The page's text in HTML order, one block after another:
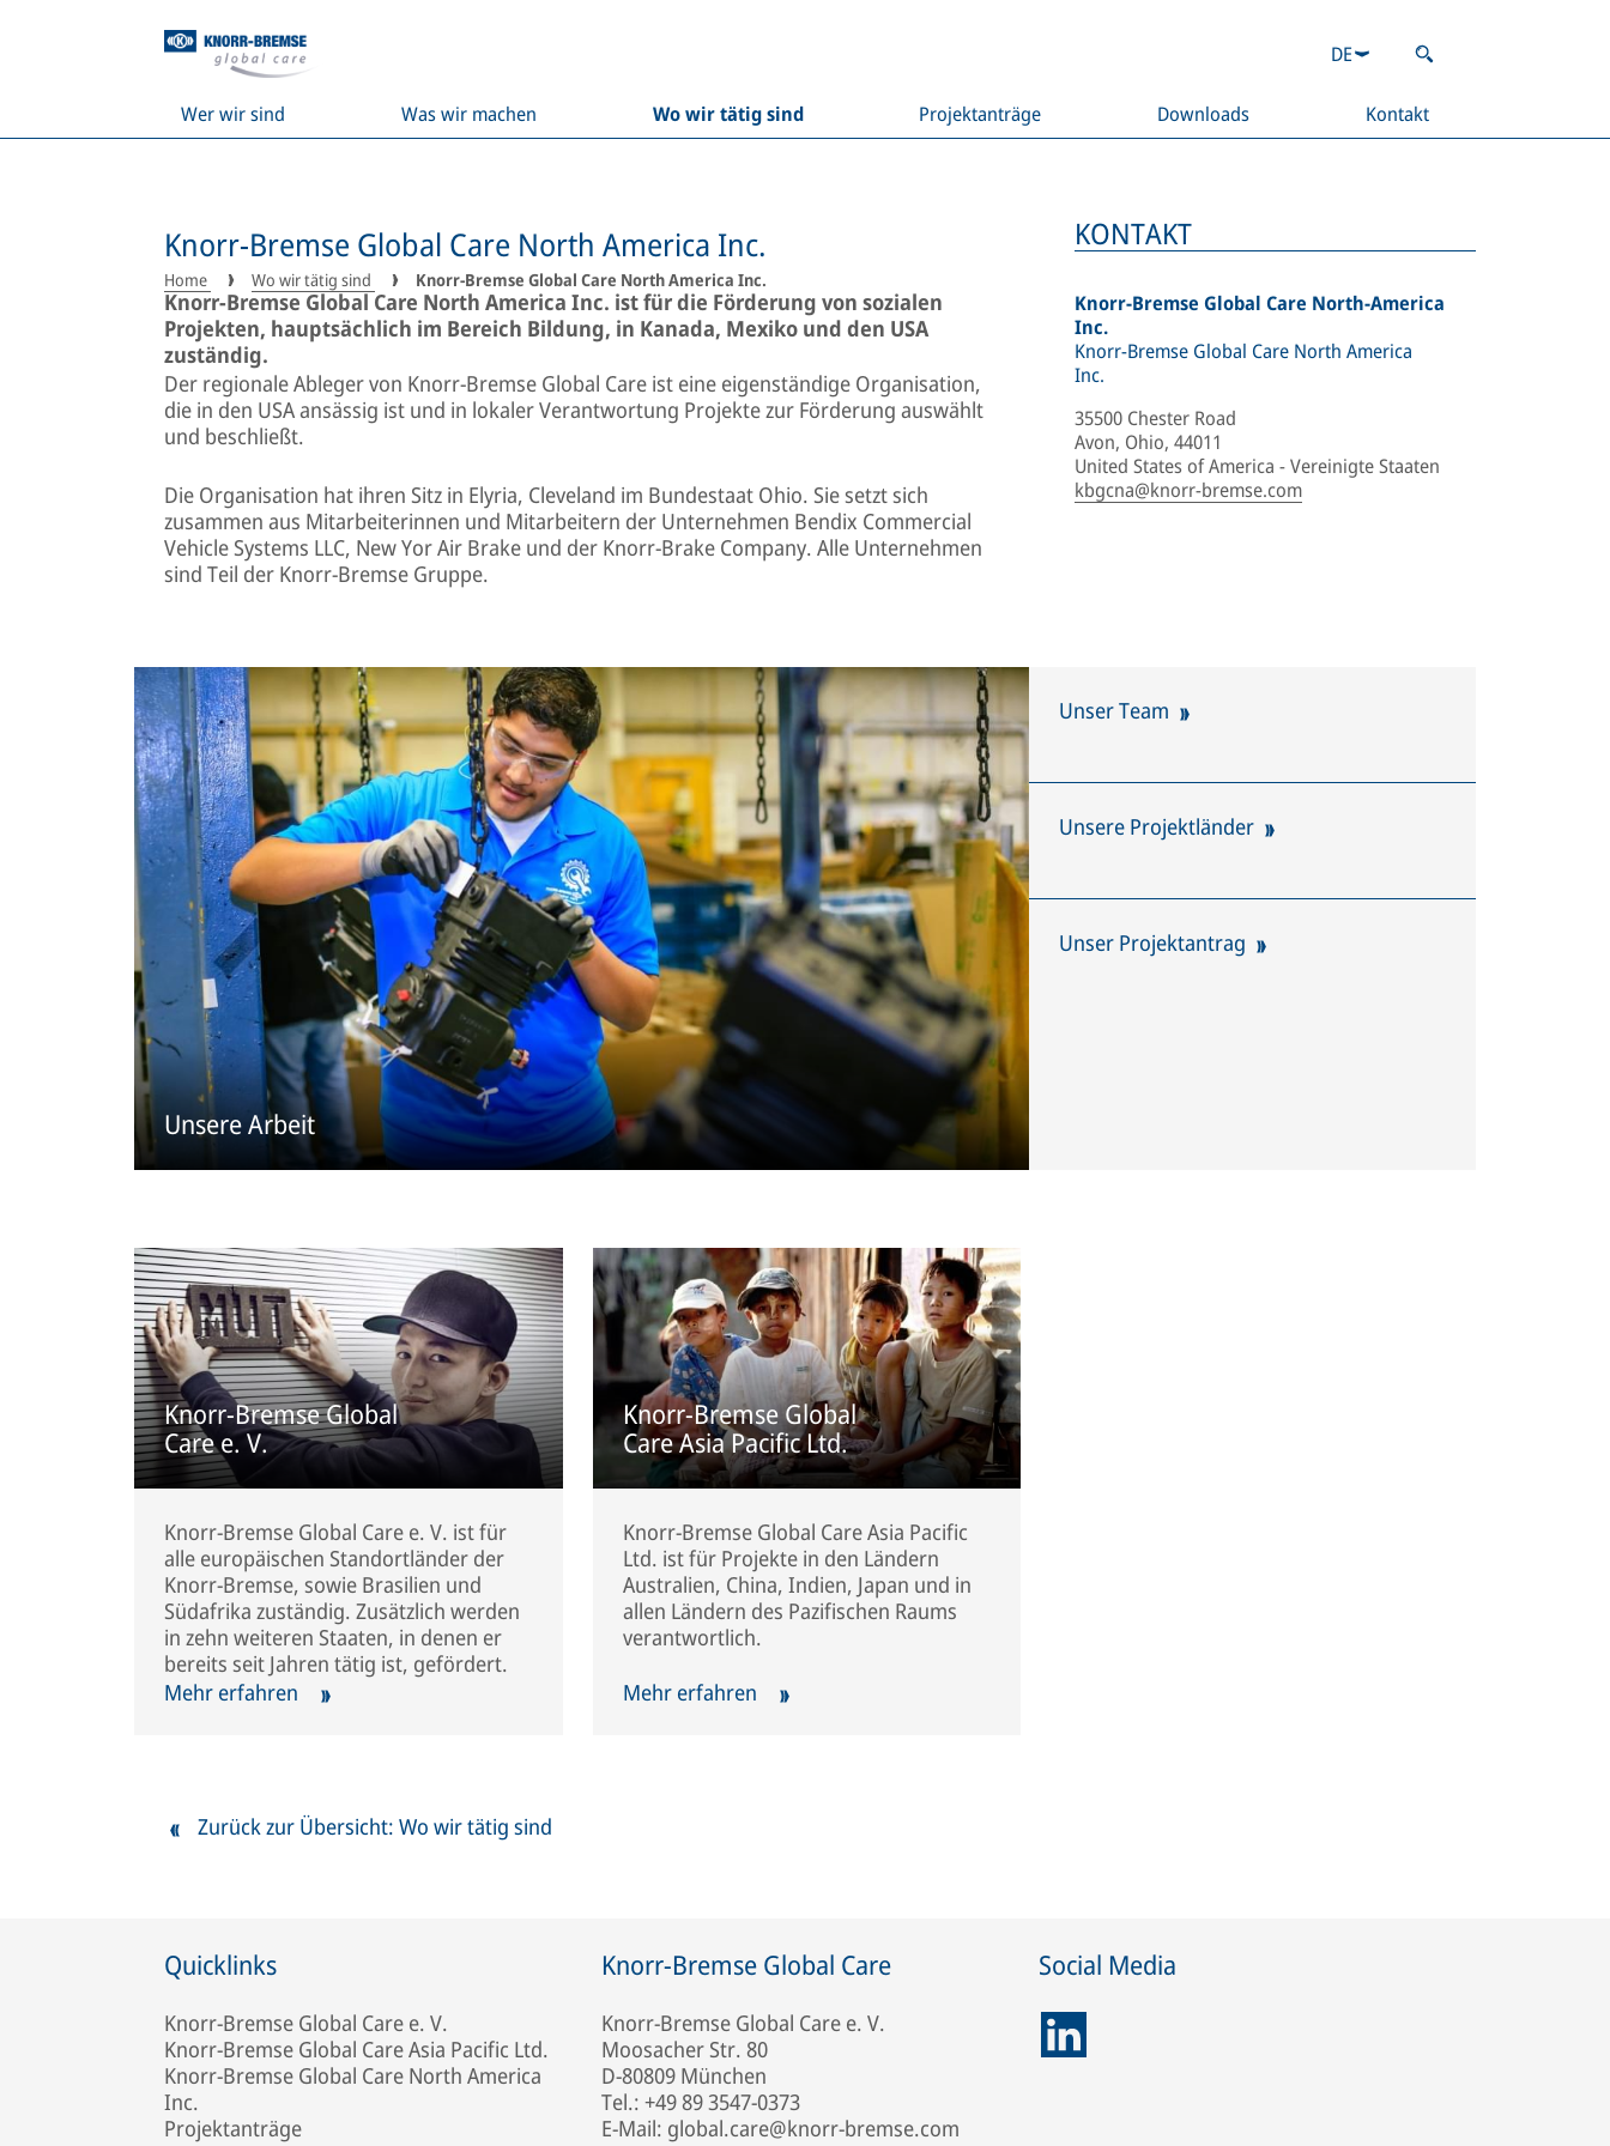
Wer wir sind Was wir machen Wo wir tätig sind Projektanträge Downloads Kontakt
DE
Knorr-Bremse Global Care North America Inc.
Home Wo wir tätig sind Knorr-Bremse Global Care North America Inc.
Knorr-Bremse Global Care North America Inc. ist für die Förderung von sozialen
Projekten, hauptsächlich im Bereich Bildung, in Kanada, Mexiko und den USA
zuständig.
Der regionale Ableger von Knorr-Bremse Global Care ist eine eigenständige Organisation,
die in den USA ansässig ist und in lokaler Verantwortung Projekte zur Förderung auswählt
und beschließt.
Die Organisation hat ihren Sitz in Elyria, Cleveland im Bundestaat Ohio. Sie setzt sich
zusammen aus Mitarbeiterinnen und Mitarbeitern der Unternehmen Bendix Commercial
Vehicle Systems LLC, New Yor Air Brake und der Knorr-Brake Company. Alle Unternehmen
sind Teil der Knorr-Bremse Gruppe.
KONTAKT
Knorr-Bremse Global Care North-America
Inc.
Knorr-Bremse Global Care North America
Inc.
35500 Chester Road
Avon, Ohio, 44011
United States of America - Vereinigte Staaten
kbgcna@knorr-bremse.com
Unsere Arbeit
Unser Team
Unsere Projektländer
Unser Projektantrag
Knorr-Bremse Global
Care e. V.
Knorr-Bremse Global Care e. V. ist für
alle europäischen Standortländer der
Knorr-Bremse, sowie Brasilien und
Südafrika zuständig. Zusätzlich werden
in zehn weiteren Staaten, in denen er
bereits seit Jahren tätig ist, gefördert.
Mehr erfahren
Knorr-Bremse Global
Care Asia Pacific Ltd.
Knorr-Bremse Global Care Asia Pacific
Ltd. ist für Projekte in den Ländern
Australien, China, Indien, Japan und in
allen Ländern des Pazifischen Raums
verantwortlich.
Mehr erfahren
Zurück zur Übersicht: Wo wir tätig sind
Quicklinks
Knorr-Bremse Global Care e. V.
Knorr-Bremse Global Care Asia Pacific Ltd.
Knorr-Bremse Global Care North America
Inc.
Projektanträge
Knorr-Bremse Global Care
Knorr-Bremse Global Care e. V.
Moosacher Str. 80
D-80809 München
Tel.: +49 89 3547-0373
E-Mail: global.care@knorr-bremse.com
Social Media